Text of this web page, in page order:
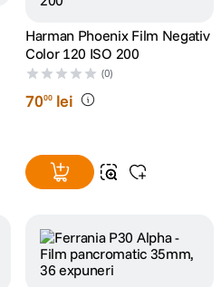
Harman Phoenix Film Negativ
Color 120 ISO 200
(0)
7000 lei